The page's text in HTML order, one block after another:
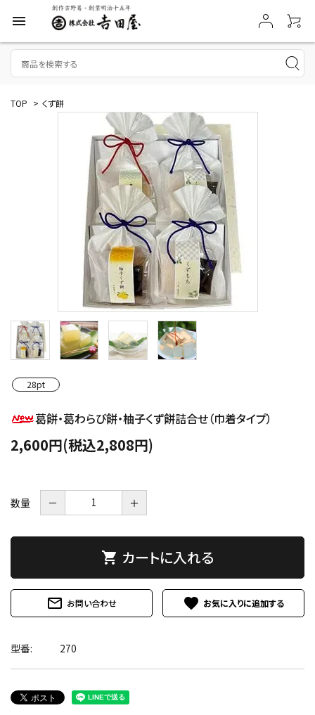
menu
TOP > くず餅
28pt
葛餅・葛わらび餅・柚子くず餅詰合せ（巾着タイプ）
2,600円(税込2,808円)
数量 － ＋
shopping_cart カートに入れる
mail_outline お問い合わせ favorite
型番: 270